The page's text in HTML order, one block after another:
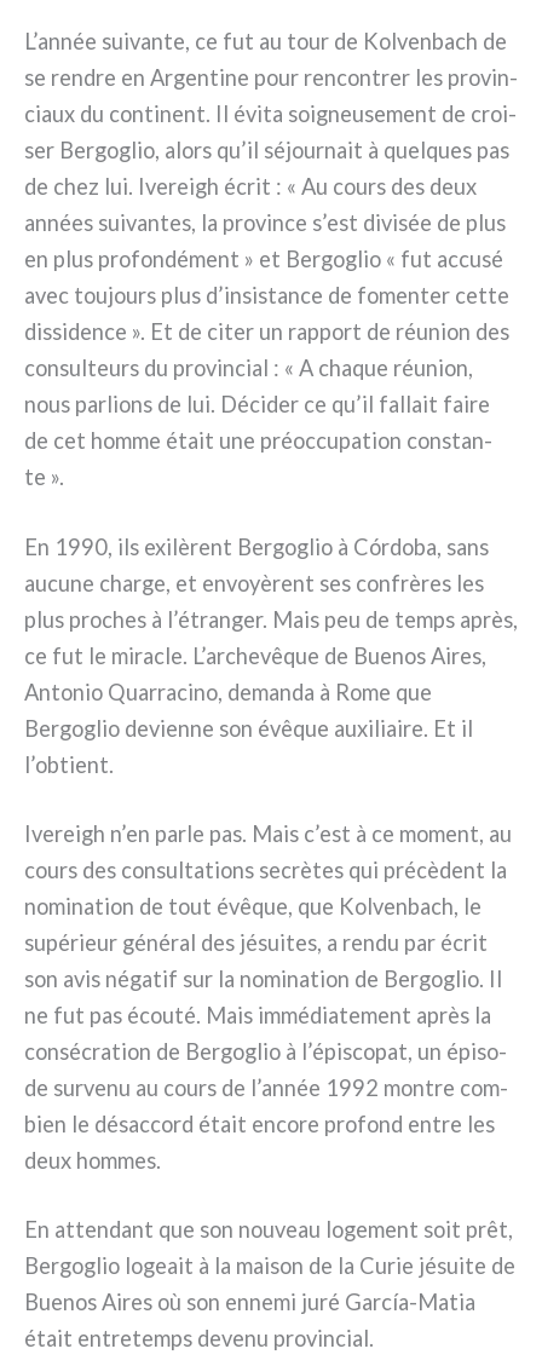
L’année sui­van­te, ce fut au tour de Kolvenbach de
se ren­dre en Argentine pour ren­con­trer les pro­vin­
ciaux du con­ti­nent. Il évi­ta soi­gneu­se­ment de croi­
ser Bergoglio, alors qu’il séjour­nait à quel­ques pas
de chez lui. Ivereigh écrit : « Au cours des deux
années sui­van­tes, la pro­vin­ce s’est divi­sée de plus
en plus pro­fon­dé­ment » et Bergoglio « fut accu­sé
avec tou­jours plus d’insistance de fomen­ter cet­te
dis­si­den­ce ». Et de citer un rap­port de réu­nion des
con­sul­teurs du pro­vin­cial : « A cha­que réu­nion,
nous par­lions de lui. Décider ce qu’il fal­lait fai­re
de cet hom­me était une préoc­cu­pa­tion con­stan­
te ».
En 1990, ils exi­lè­rent Bergoglio à Córdoba, sans
aucu­ne char­ge, et envoyè­rent ses con­frè­res les
plus pro­ches à l’étranger. Mais peu de temps après,
ce fut le mira­cle. L’archevêque de Buenos Aires,
Antonio Quarracino, deman­da à Rome que
Bergoglio devien­ne son évê­que auxi­liai­re. Et il
l’obtient.
Ivereigh n’en par­le pas. Mais c’est à ce moment, au
cours des con­sul­ta­tions secrè­tes qui pré­cè­dent la
nomi­na­tion de tout évê­que, que Kolvenbach, le
supé­rieur géné­ral des jésui­tes, a ren­du par écrit
son avis néga­tif sur la nomi­na­tion de Bergoglio. Il
ne fut pas écou­té. Mais immé­dia­te­ment après la
con­sé­cra­tion de Bergoglio à l’épiscopat, un épi­so­
de sur­ve­nu au cours de l’année 1992 mon­tre com­
bien le désac­cord était enco­re pro­fond entre les
deux hom­mes.
En atten­dant que son nou­veau loge­ment soit prêt,
Bergoglio logeait à la mai­son de la Curie jésui­te de
Buenos Aires où son enne­mi juré García-Matia
était entre­temps deve­nu pro­vin­cial.